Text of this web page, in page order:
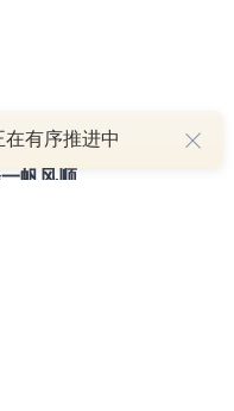
帆风顺
有序推进中